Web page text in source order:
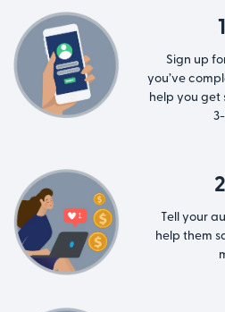
Sign up
you’ve
help you get
Tell your
help them